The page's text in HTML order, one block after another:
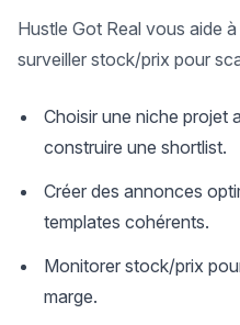
Hustle Got Real vous aide
surveiller stock/prix pour
Choisir une niche projet
construire une shortlist.
Créer des annonces
templates cohérents.
Monitorer stock/prix
marge.